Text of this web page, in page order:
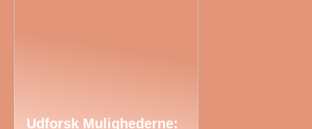
Udforsk Mulighederne: